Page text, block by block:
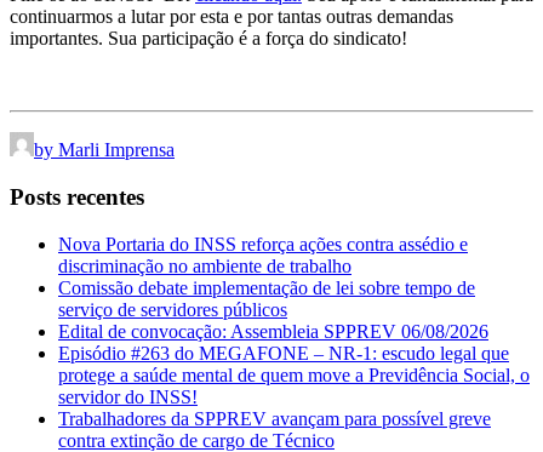
continuarmos a lutar por esta e por tantas outras demandas
importantes. Sua participação é a força do sindicato!
by Marli Imprensa
Posts recentes
Nova Portaria do INSS reforça ações contra assédio e
discriminação no ambiente de trabalho
Comissão debate implementação de lei sobre tempo de
serviço de servidores públicos
Edital de convocação: Assembleia SPPREV 06/08/2026
Episódio #263 do MEGAFONE – NR-1: escudo legal que
protege a saúde mental de quem move a Previdência Social, o
servidor do INSS!
Trabalhadores da SPPREV avançam para possível greve
contra extinção de cargo de Técnico